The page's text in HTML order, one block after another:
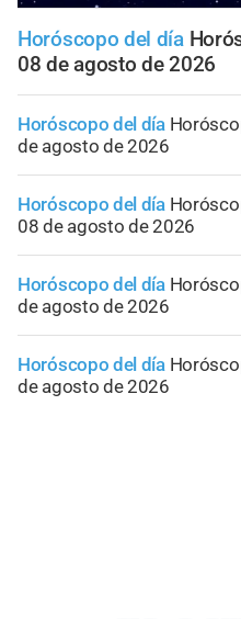
Horóscopo del día
08 de agosto de 2026
Horóscopo del día
de agosto de 2026
Horóscopo del día
08 de agosto de 2026
Horóscopo del día
de agosto de 2026
Horóscopo del día
de agosto de 2026